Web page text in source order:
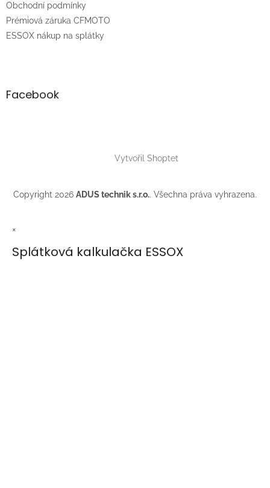
Obchodní podmínky
Prémiová záruka CFMOTO
ESSOX nákup na splátky
Facebook
Vytvořil Shoptet
Copyright 2026 ADUS technik s.r.o.. Všechna práva vyhrazena.
×
Splátková kalkulačka ESSOX